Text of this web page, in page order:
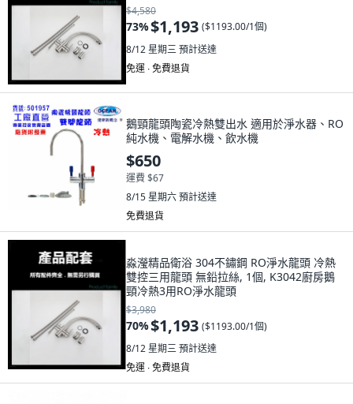
$4,580
73%$1,193 ($1193.00/1個)
8/12 星期三預計送達
免運 ∙ 免費退貨
鵝頸龍頭陶瓷冷熱雙出水 適用於淨水器、RO
純水機、電解水機、飲水機
$650
運費 $67
8/15 星期六預計送達
免費退貨
淼瀅精品衛浴 304不鏽鋼 RO淨水龍頭 冷熱
雙控三用龍頭 無鉛拉絲, 1個, K3042廚房鵝
頸冷熱3用RO淨水龍頭
$3,980
70%$1,193 ($1193.00/1個)
8/12 星期三預計送達
免運 ∙ 免費退貨